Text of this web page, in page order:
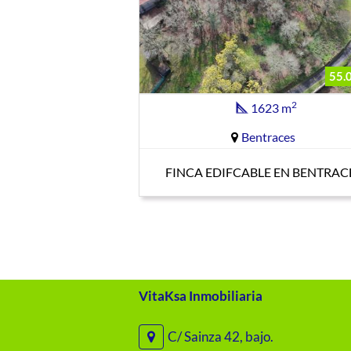
1623 m2
Bentraces
FINCA EDIFCABLE EN
VitaKsa Inmobiliaria
C/ Sainza 42, bajo.